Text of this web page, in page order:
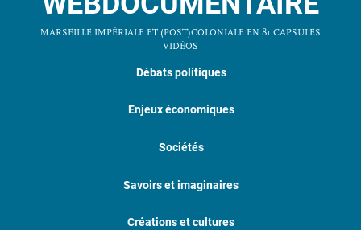
MARSEILLE IMPÉRIALE ET (POST)COLONIALE EN 81 CAPSULES
VIDÉOS
Débats politiques
Enjeux économiques
Sociétés
Savoirs et imaginaires
Créations et cultures